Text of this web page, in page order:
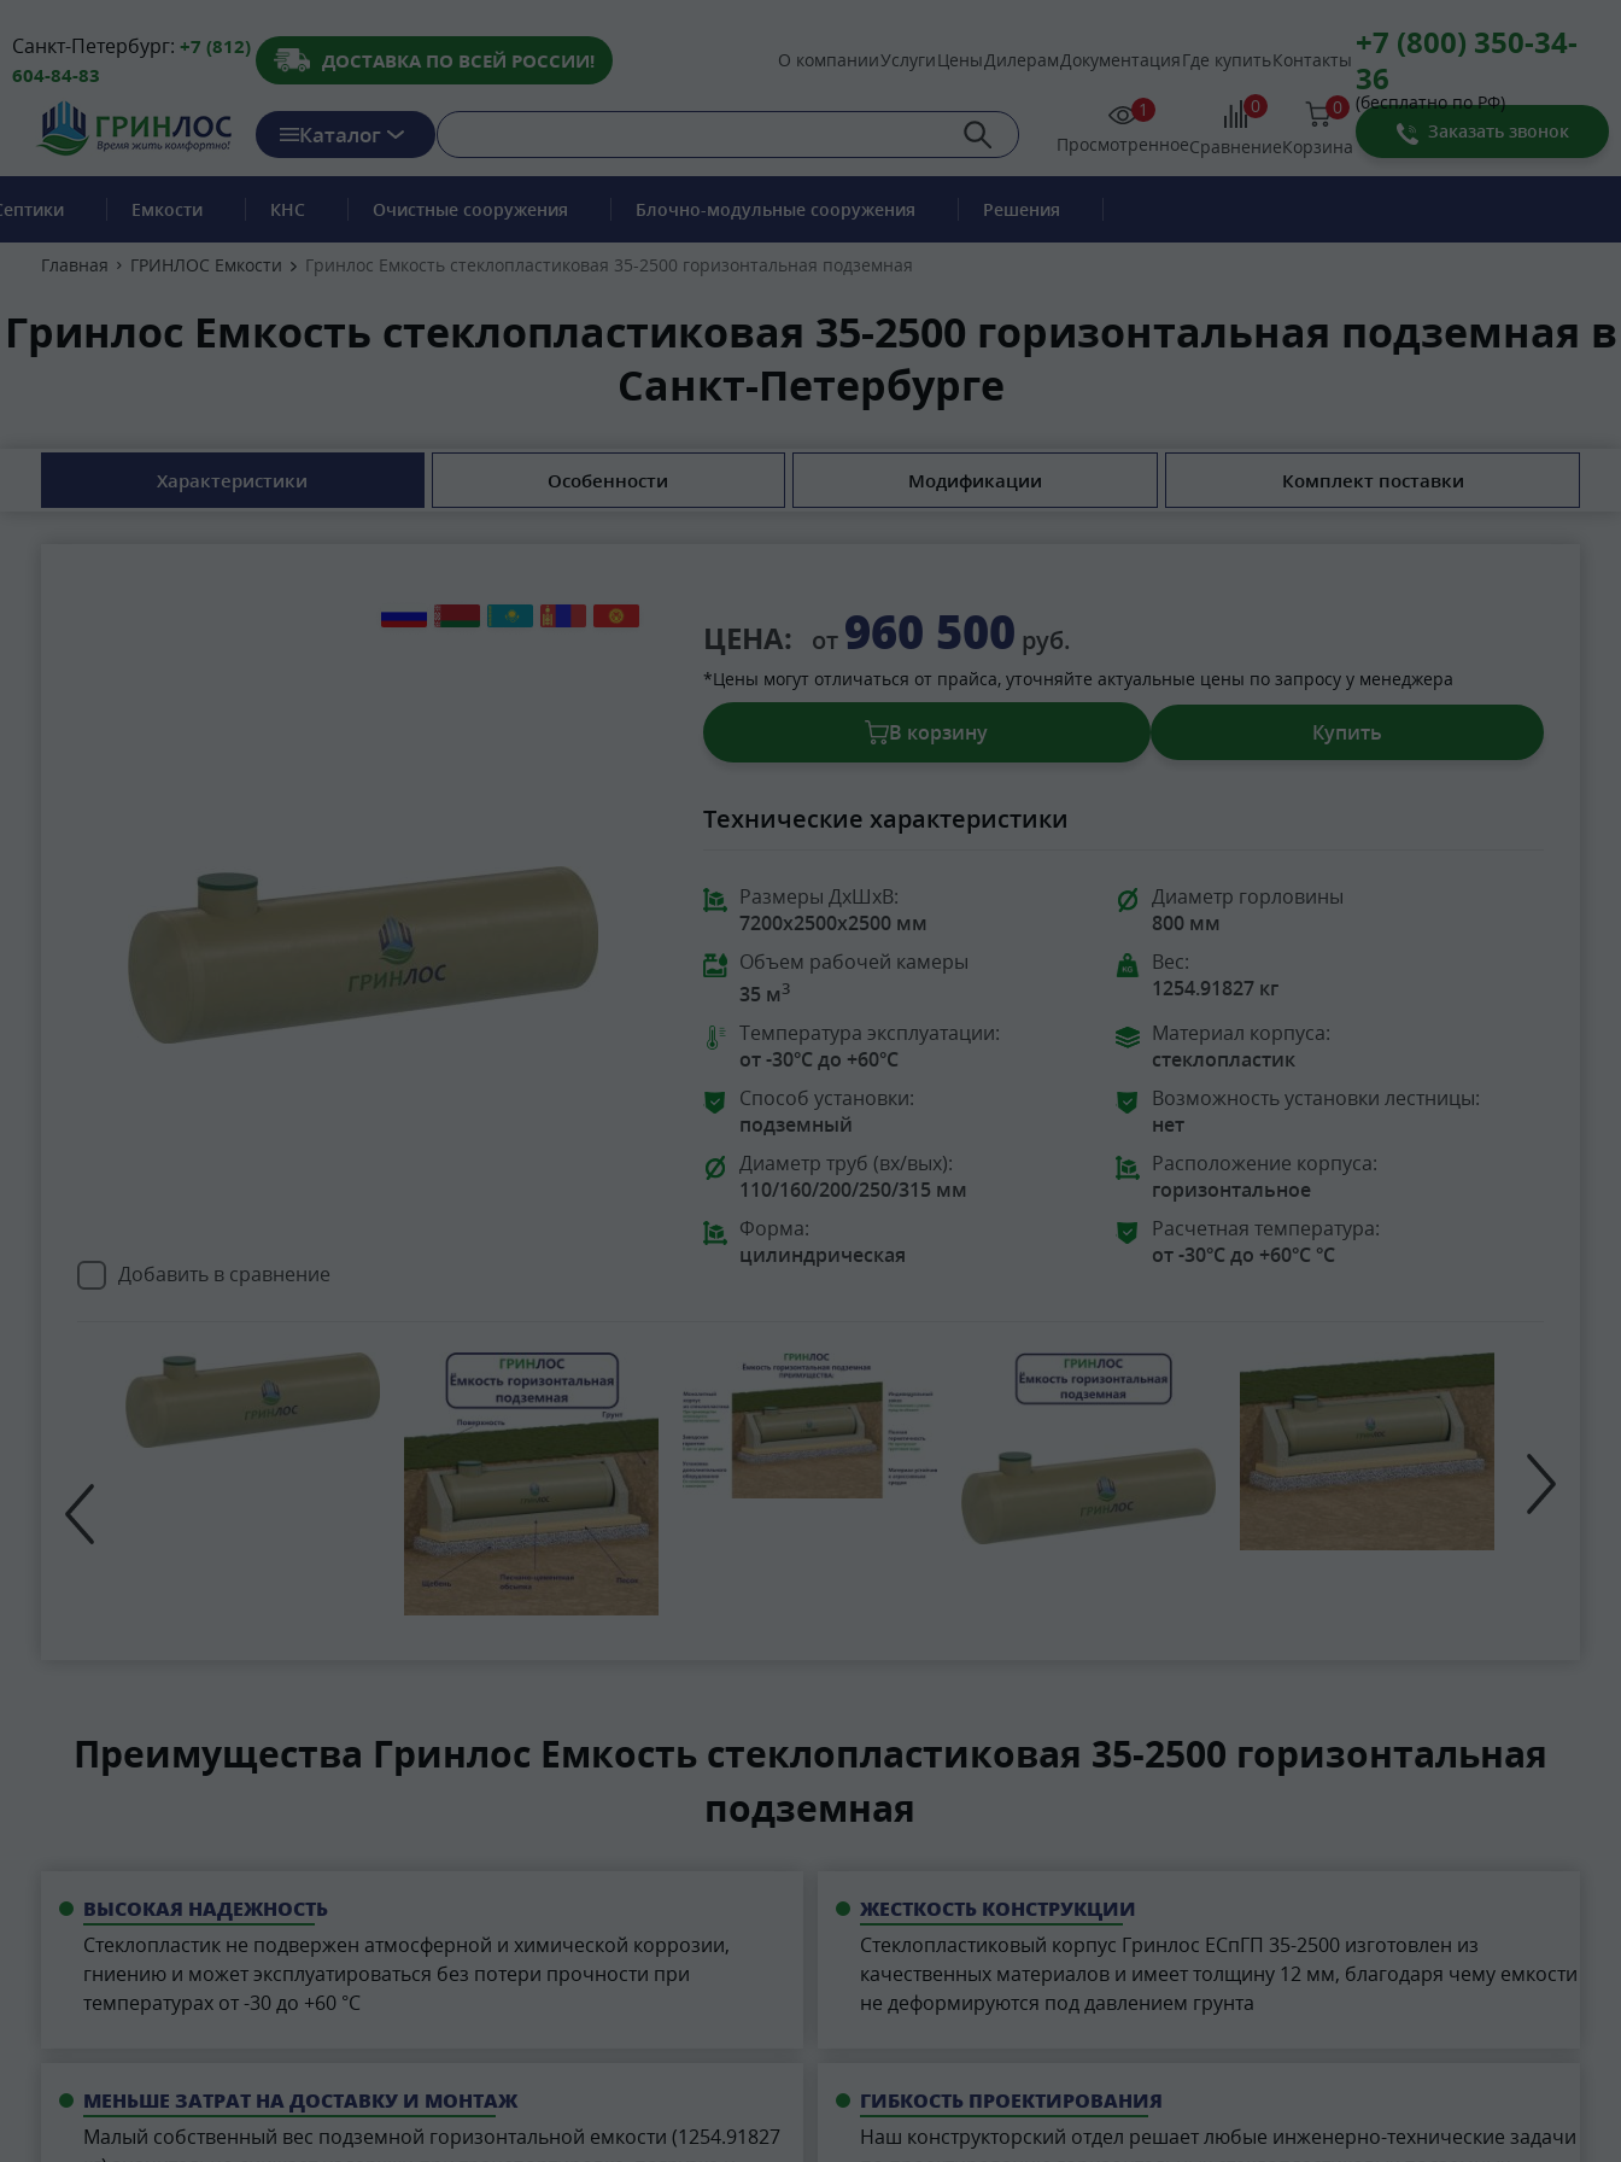
Санкт-Петербург: +7 (812)
604-84-83
ДОСТАВКА ПО ВСЕЙ РОССИИ! О компанииУслугиЦеныДилерамДокументацияГде купитьКонтакты +7 (800) 350-34-
36
(бесплатно по РФ)
Каталог
1
Просмотренное
0
Сравнение
0
Корзина
Заказать звонок
Емкости КНС Очистные сооружения Блочно-модульные сооружения Решения
Главная ГРИНЛОС Емкости Гринлос Емкость стеклопластиковая 35-2500 горизонтальная подземная
Гринлос Емкость стеклопластиковая 35-2500 горизонтальная подземная в
Санкт-Петербурге
Характеристики Особенности Модификации Комплект поставки
Добавить в сравнение
ЦЕНА: от 960 500 руб.
*Цены могут отличаться от прайса, уточняйте актуальные цены по запросу у менеджера
В корзину Купить
Технические характеристики
Размеры ДхШхВ:
7200x2500x2500 мм
Диаметр горловины
800 мм
Объем рабочей камеры
35 м3
Вес:
1254.91827 кг
Температура эксплуатации:
от -30°C до +60°C
Материал корпуса:
стеклопластик
Способ установки:
подземный
Возможность установки лестницы:
нет
Диаметр труб (вх/вых):
110/160/200/250/315 мм
Расположение корпуса:
горизонтальное
Форма:
цилиндрическая
Расчетная температура:
от -30°C до +60°C °C
Преимущества Гринлос Емкость стеклопластиковая 35-2500 горизонтальная
подземная
ВЫСОКАЯ НАДЕЖНОСТЬ
Стеклопластик не подвержен атмосферной и химической коррозии,
гниению и может эксплуатироваться без потери прочности при
температурах от -30 до +60 °С
ЖЕСТКОСТЬ КОНСТРУКЦИИ
Стеклопластиковый корпус Гринлос ЕСпГП 35-2500 изготовлен из
качественных материалов и имеет толщину 12 мм, благодаря чему емкости
не деформируются под давлением грунта
МЕНЬШЕ ЗАТРАТ НА ДОСТАВКУ И МОНТАЖ
Малый собственный вес подземной горизонтальной емкости (1254.91827
ГИБКОСТЬ ПРОЕКТИРОВАНИЯ
Наш конструкторский отдел решает любые инженерно-технические задачи